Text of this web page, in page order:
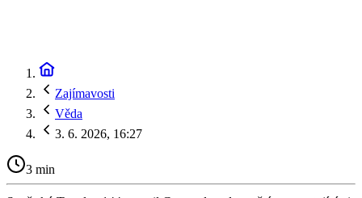
Zajímavosti
Věda
3. 6. 2026, 16:27
3 min